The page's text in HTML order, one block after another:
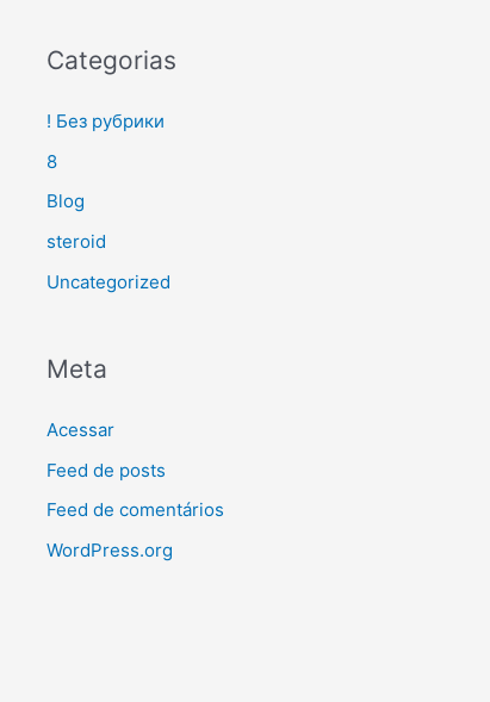
Categorias
! Без рубрики
8
Blog
steroid
Uncategorized
Meta
Acessar
Feed de posts
Feed de comentários
WordPress.org